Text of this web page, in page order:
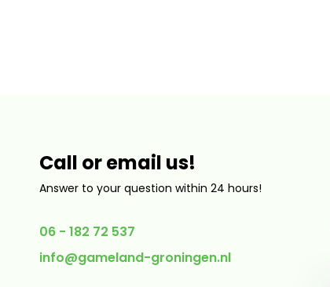
Call or email us!
Answer to your question within 24 hours!
06 - 182 72 537
info@gameland-groningen.nl